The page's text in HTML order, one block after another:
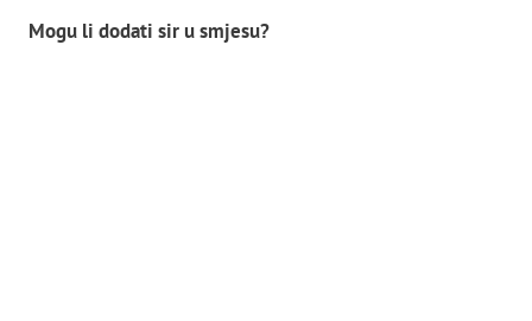
Mogu li dodati sir u smjesu?